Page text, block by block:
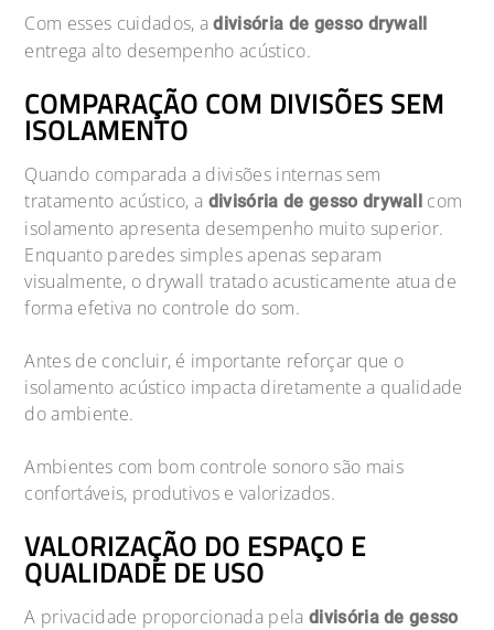
Com esses cuidados, adivisória de gesso drywall
entrega alto desempenho acústico.
COMPARAÇÃO COM DIVISÕES SEM
ISOLAMENTO
Quando comparada a divisões internas sem
tratamento acústico, a divisória de gesso drywall com
isolamento apresenta desempenho muito superior.
Enquanto paredes simples apenas separam
visualmente, o drywall tratado acusticamente atua de
forma efetiva no controle do som.
Antes de concluir, é importante reforçar que o
isolamento acústico impacta diretamente a qualidade
do ambiente.
Ambientes com bom controle sonoro são mais
confortáveis, produtivos e valorizados.
VALORIZAÇÃO DO ESPAÇO E
QUALIDADE DE USO
A privacidade proporcionada pela divisória de gesso